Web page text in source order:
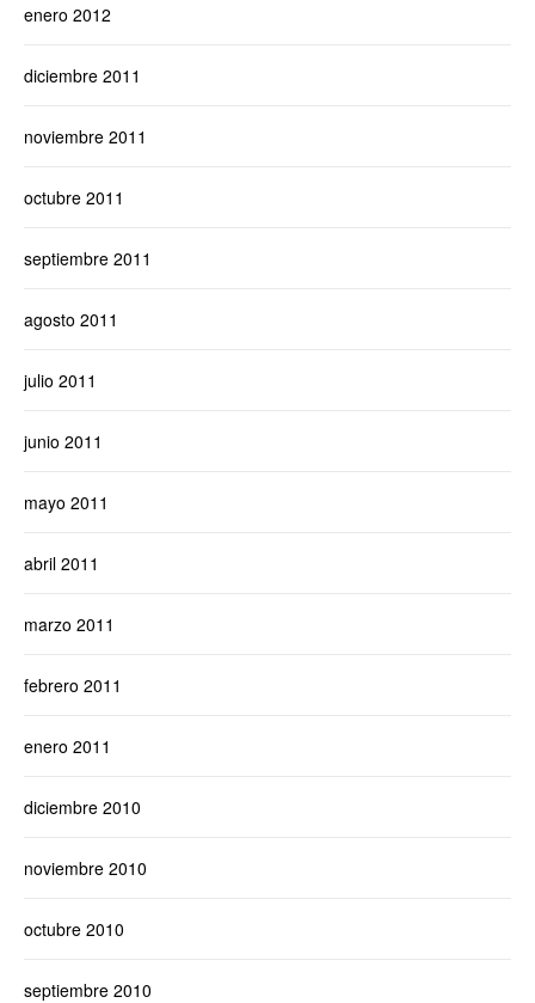
enero 2012
diciembre 2011
noviembre 2011
octubre 2011
septiembre 2011
agosto 2011
julio 2011
junio 2011
mayo 2011
abril 2011
marzo 2011
febrero 2011
enero 2011
diciembre 2010
noviembre 2010
octubre 2010
septiembre 2010